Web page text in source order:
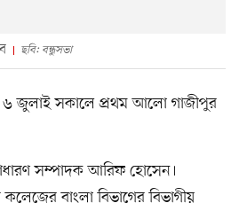
ছবি: বন্ধুসভা
৬ জুলাই সকালে প্রথম আলো গাজীপুর
সম্পাদক আরিফ হোসেন।
বাংলা বিভাগের বিভাগীয়